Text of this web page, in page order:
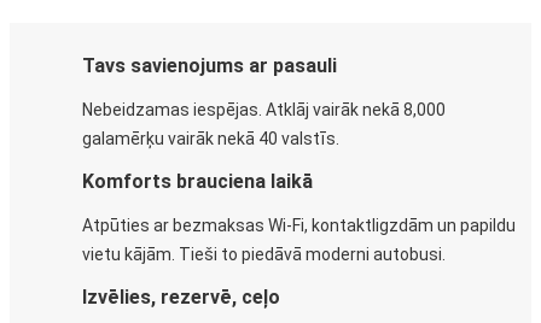
Tavs savienojums ar pasauli
Nebeidzamas iespējas. Atklāj vairāk nekā 8,000
galamērķu vairāk nekā 40 valstīs.
Komforts brauciena laikā
Atpūties ar bezmaksas Wi-Fi, kontaktligzdām un papildu
vietu kājām. Tieši to piedāvā moderni autobusi.
Izvēlies, rezervē, ceļo